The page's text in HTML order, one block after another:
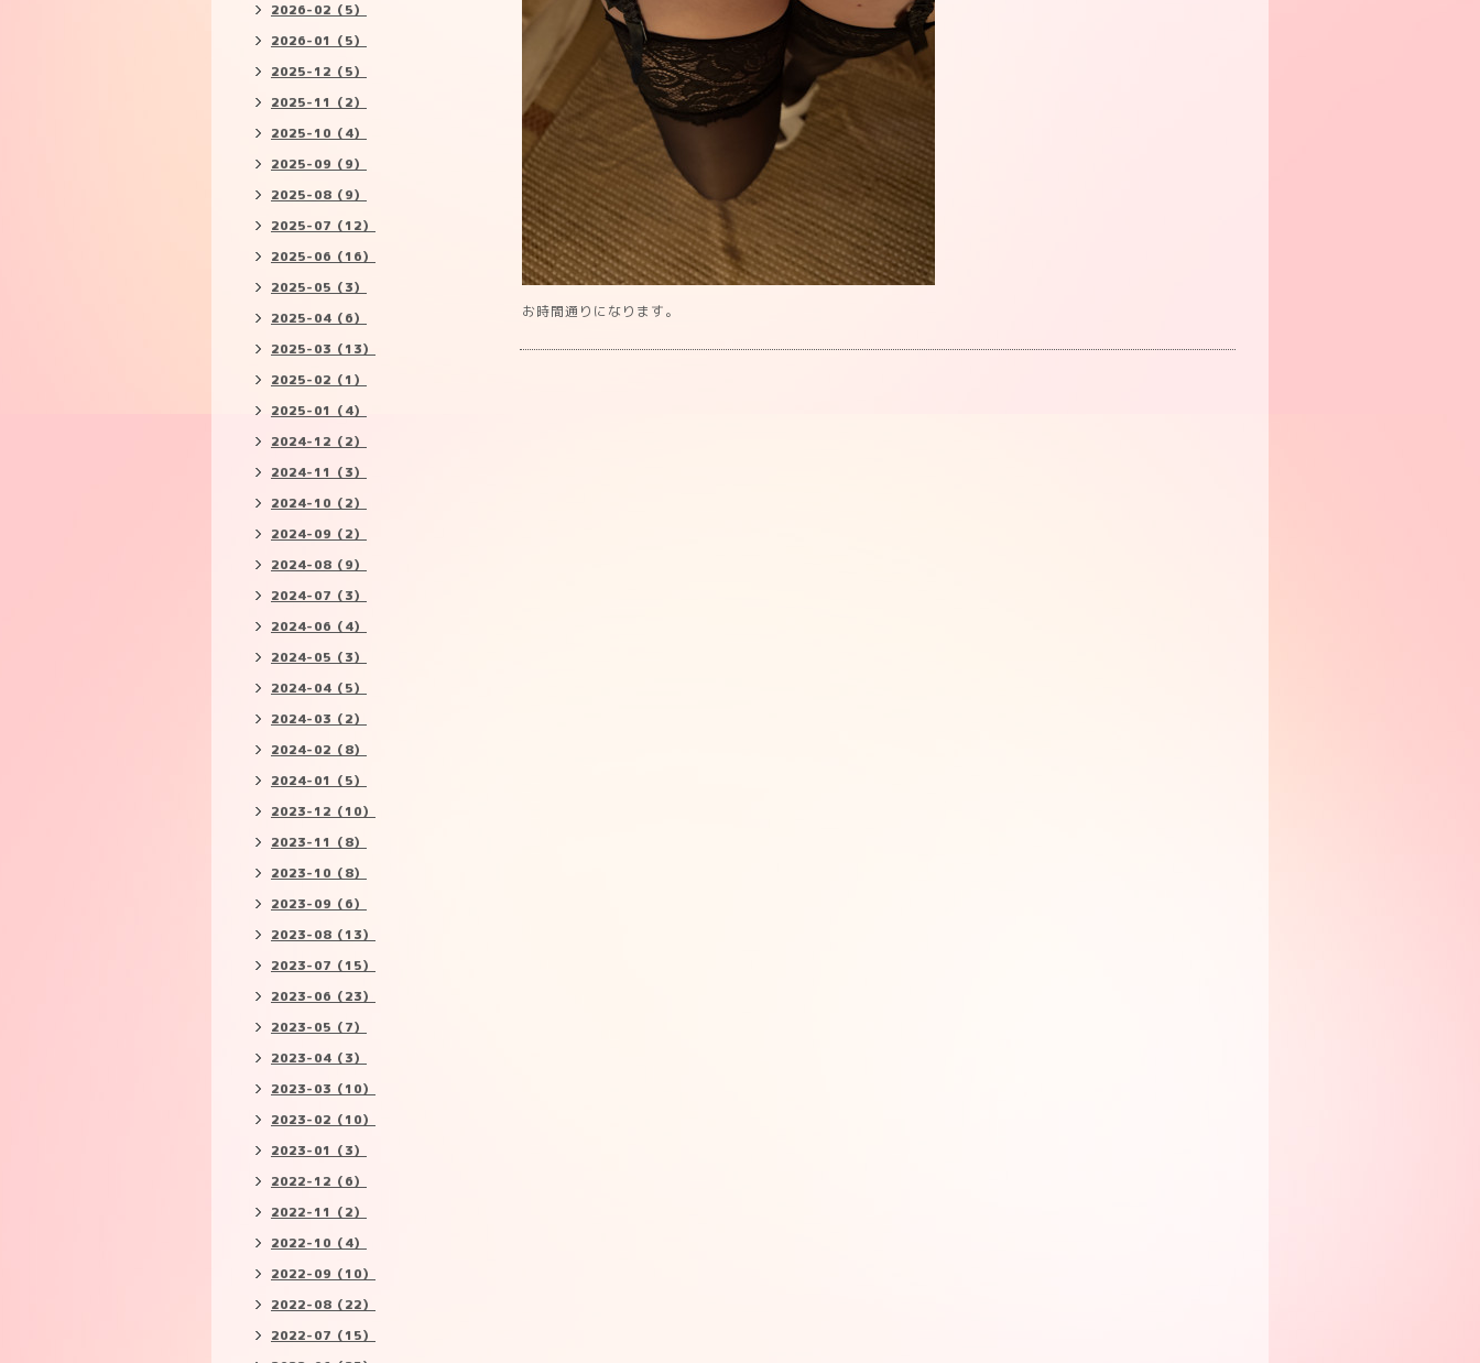
お時間通りになります。
2026-02（5）
2026-01（5）
2025-12（5）
2025-11（2）
2025-10（4）
2025-09（9）
2025-08（9）
2025-07（12）
2025-06（16）
2025-05（3）
2025-04（6）
2025-03（13）
2025-02（1）
2025-01（4）
2024-12（2）
2024-11（3）
2024-10（2）
2024-09（2）
2024-08（9）
2024-07（3）
2024-06（4）
2024-05（3）
2024-04（5）
2024-03（2）
2024-02（8）
2024-01（5）
2023-12（10）
2023-11（8）
2023-10（8）
2023-09（6）
2023-08（13）
2023-07（15）
2023-06（23）
2023-05（7）
2023-04（3）
2023-03（10）
2023-02（10）
2023-01（3）
2022-12（6）
2022-11（2）
2022-10（4）
2022-09（10）
2022-08（22）
2022-07（15）